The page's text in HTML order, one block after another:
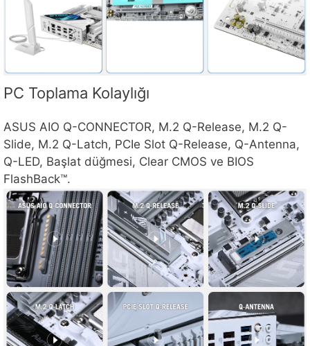
PC Toplama Kolaylığı
ASUS AIO Q-CONNECTOR, M.2 Q-Release, M.2 Q-
Slide, M.2 Q-Latch, PCIe Slot Q-Release, Q-Antenna,
Q-LED, Başlat düğmesi, Clear CMOS ve BIOS
FlashBack™.